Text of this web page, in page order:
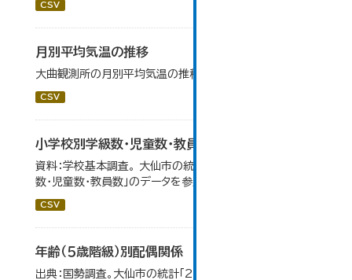
CSV
月別平均気温の推移
大曲観測所の月別平均気温の推移一覧です。
CSV
小学校別学級数・児童数・教員数
資料：学校基本調査。 大仙市の統計「14-4 小学校別学級
数・児童数・教員数」のデータを参照しています。
CSV
年齢（５歳階級）別配偶関係
出典：国勢調査。大仙市の統計「2-12 年齢（5歳階級）別配